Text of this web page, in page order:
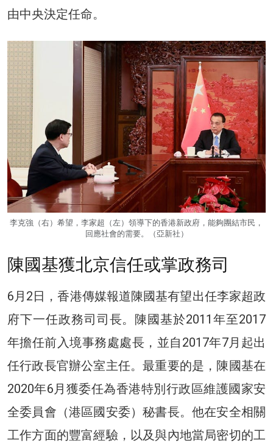
由中央決定任命。
李克強（右）希望，李家超（左）領導下的香港新政府，能夠團結市民，
回應社會的需要。（亞新社）
陳國基獲北京信任或掌政務司
6月2日，香港傳媒報道陳國基有望出任李家超政
府下一任政務司司長。陳國基於2011年至2017
年擔任前入境事務處處長，並自2017年7月起出
任行政長官辦公室主任。最重要的是，陳國基在
2020年6月獲委任為香港特別行政區維護國家安
全委員會（港區國安委）秘書長。他在安全相關
工作方面的豐富經驗，以及與內地當局密切的工